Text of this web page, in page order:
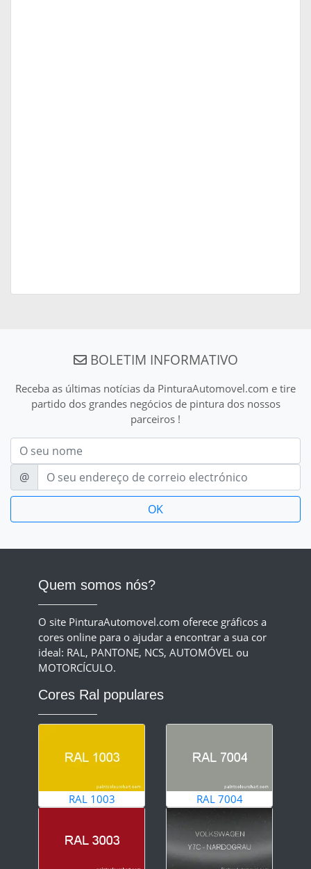
BOLETIM INFORMATIVO
Receba as últimas notícias da PinturaAutomovel.com e tire
partido dos grandes negócios de pintura dos nossos
parceiros !
Nom
E-mail
@
Quem somos nós?
O site PinturaAutomovel.com oferece gráficos a
cores online para o ajudar a encontrar a sua cor
ideal: RAL, PANTONE, NCS, AUTOMÓVEL ou
MOTORCÍCULO.
Cores Ral populares
RAL 1003 RAL 7004